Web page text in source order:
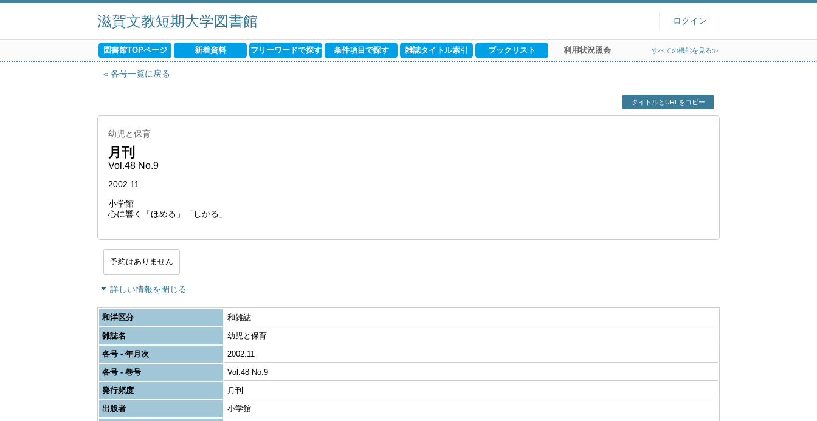
滋賀文教短期大学図書館 ログイン
図書館TOPページ 新着資料 フリーワードで探す 条件項目で探す 雑誌タイトル索引 ブックリスト 利用状況照会 すべての機能を見る≫
各号一覧に戻る
タイトルとURLをコピー
幼児と保育
月刊
Vol.48 No.9
2002.11
小学館
心に響く「ほめる」「しかる」
予約はありません
詳しい情報を閉じる
和洋区分
和雑誌
雑誌名
幼児と保育
各号 - 年月次
2002.11
各号 - 巻号
Vol.48 No.9
発行頻度
月刊
出版者
小学館